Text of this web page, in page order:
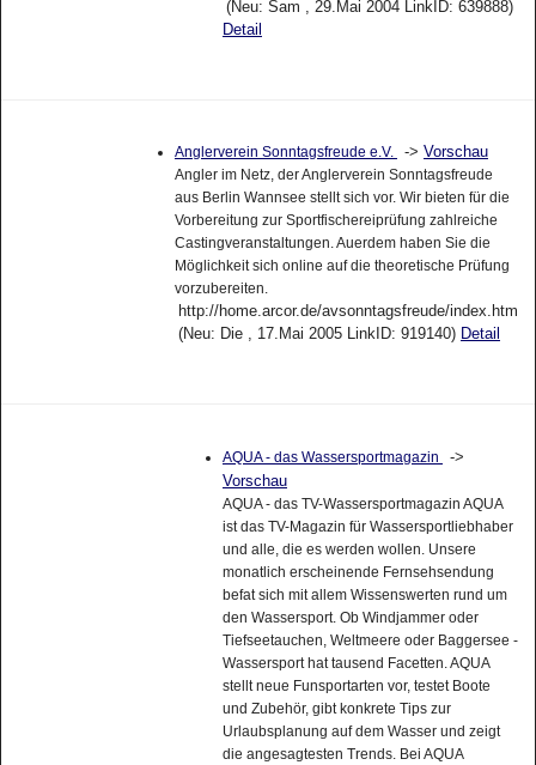
(Neu: Sam , 29.Mai 2004 LinkID: 639888)
Detail
Anglerverein Sonntagsfreude e.V. -> Vorschau
Angler im Netz, der Anglerverein Sonntagsfreude
aus Berlin Wannsee stellt sich vor. Wir bieten für die
Vorbereitung zur Sportfischereiprüfung zahlreiche
Castingveranstaltungen. Auerdem haben Sie die
Möglichkeit sich online auf die theoretische Prüfung
vorzubereiten.
http://home.arcor.de/avsonntagsfreude/index.htm
(Neu: Die , 17.Mai 2005 LinkID: 919140) Detail
AQUA - das Wassersportmagazin
->
Vorschau
AQUA - das TV-Wassersportmagazin AQUA
ist das TV-Magazin für Wassersportliebhaber
und alle, die es werden wollen. Unsere
monatlich erscheinende Fernsehsendung
befat sich mit allem Wissenswerten rund um
den Wassersport. Ob Windjammer oder
Tiefseetauchen, Weltmeere oder Baggersee -
Wassersport hat tausend Facetten. AQUA
stellt neue Funsportarten vor, testet Boote
und Zubehör, gibt konkrete Tips zur
Urlaubsplanung auf dem Wasser und zeigt
die angesagtesten Trends. Bei AQUA